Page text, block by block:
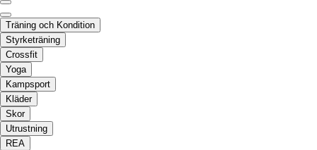
Träning och Kondition
Styrketräning
Crossfit
Yoga
Kampsport
Kläder
Skor
Utrustning
REA